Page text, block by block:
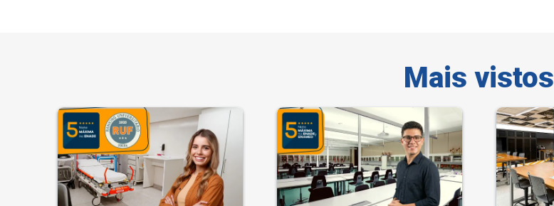
Mais vistos